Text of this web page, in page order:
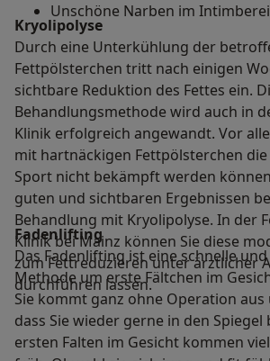
Unschöne Narben im
Kryolipolyse
Durch eine Unterkühlung der
Fettpölsterchen tritt nach einigen
sichtbare Reduktion des Fettes ein.
Behandlungsmethode wird auch in
Klinik erfolgreich angewandt. Vor
mit hartnäckigen Fettpölsterchen
Sport nicht bekämpft werden
guten und sichtbaren Ergebnissen
Behandlung mit Kryolipolyse. In der
Klinik bei Mainz können Sie diese
zum Fettreduzieren unter ärztlicher
durchführen lassen.
Fadenlifting
Das Fadenlifting ist eine schnelle
Methode um erste Fältchen im
Sie kommt ganz ohne Operation
dass Sie wieder gerne in den Spiegel
ersten Falten im Gesicht kommen